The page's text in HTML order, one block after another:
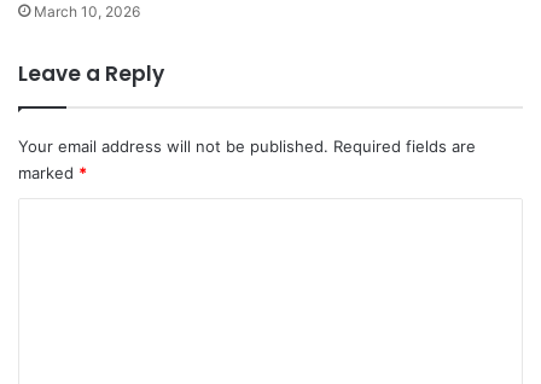
March 10, 2026
Leave a Reply
Your email address will not be published. Required fields are
marked *